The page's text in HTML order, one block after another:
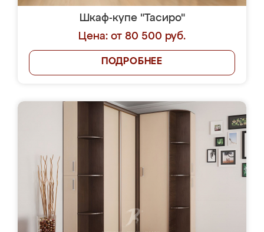
Шкаф-купе "Тасиро"
Цена: от 80 500 руб.
ПОДРОБНЕЕ